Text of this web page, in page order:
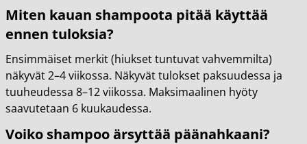
Miten kauan shampoota pitää käyttää
ennen tuloksia?
Ensimmäiset merkit (hiukset tuntuvat vahvemmilta)
näkyvät 2–4 viikossa. Näkyvät tulokset paksuudessa ja
tuuheudessa 8–12 viikossa. Maksimaalinen hyöty
saavutetaan 6 kuukaudessa.
Voiko shampoo ärsyttää päänahkaani?